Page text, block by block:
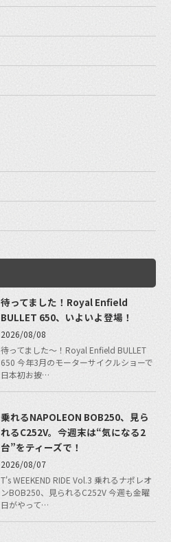
待ってました！Royal Enfield
BULLET 650、いよいよ登場！
2026/08/08
待ってました〜！Royal Enfield BULLET
650 今年3月のモーターサイクルショーで
日本初お披…
乗れるNAPOLEON BOB250、見ら
れるC252V。今週末は“気になる2
台”をティーズで！
2026/08/07
T's WEEKEND RIDE Vol.3 乗れるナポレオ
ンBOB250、見られるC252V 今週も金曜
日がやって…